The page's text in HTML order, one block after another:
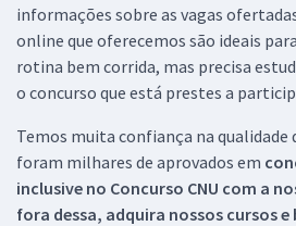
informações sobre as vagas
online que oferecemos são ideais
rotina bem corrida, mas precisa
o concurso que está prestes a
Temos muita confiança na qualidade
foram milhares de aprovados em
inclusive no Concurso CNU com a
fora dessa, adquira nossos cursos e